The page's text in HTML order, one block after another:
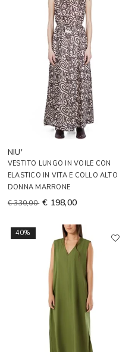
NIU'
VESTITO LUNGO IN VOILE CON
ELASTICO IN VITA E COLLO ALTO
DONNA MARRONE
€ 330,00 € 198,00
40%